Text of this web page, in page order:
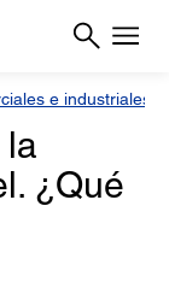
e industriales
la
¿Qué